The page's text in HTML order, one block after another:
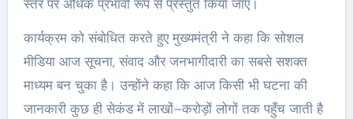
स्तर पर अधिक प्रभावी रूप से प्रस्तुत किया जाए।
कार्यक्रम को संबोधित करते हुए मुख्यमंत्री ने कहा कि सोशल
मीडिया आज सूचना, संवाद और जनभागीदारी का सबसे सशक्त
माध्यम बन चुका है। उन्होंने कहा कि आज किसी भी घटना की
जानकारी कुछ ही सेकंड में लाखों–करोड़ों लोगों तक पहुँच जाती है